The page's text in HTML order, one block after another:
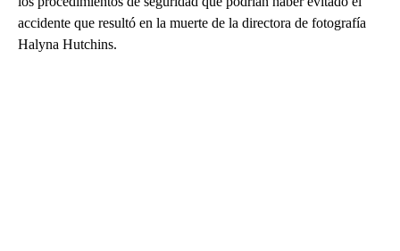
accidente que resultó en la muerte de la directora de fotografía
Halyna Hutchins.